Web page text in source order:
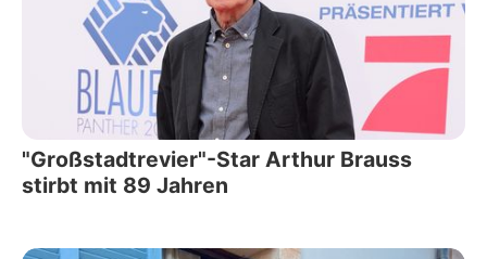
"Großstadtrevier"-Star Arthur Brauss
stirbt mit 89 Jahren